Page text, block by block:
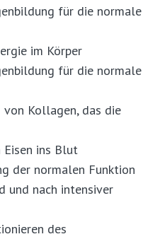
für die normale
im Körper
für die normale
Kollagen, das die
ins Blut
der normalen Funktion
und nach intensiver
des